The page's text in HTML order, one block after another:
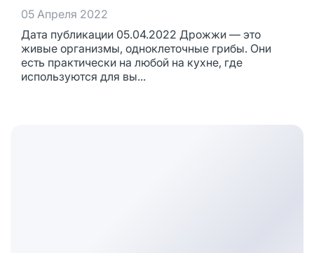
05 Апреля 2022
Дата публикации 05.04.2022 Дрожжи — это
живые организмы, одноклеточные грибы. Они
есть практически на любой на кухне, где
используются для вы...